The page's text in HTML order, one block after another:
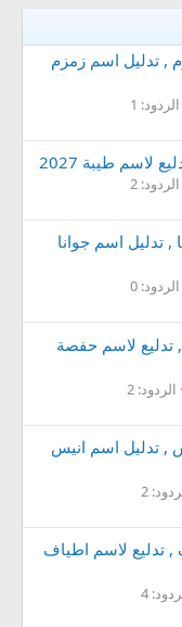
, تدليل اسم زمزم
الردود: 1
طيبة 2027
الردود: 2
, تدليل اسم جوانا
الردود: 0
لاسم حفصة
الردود: 2
, تدليل اسم انيس
2
تدليع لاسم اطياف
4